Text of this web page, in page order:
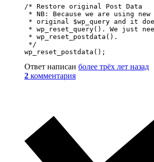
/* Restore original Post Data
* NB: Because we are using
* original $wp_query and it
* wp_reset_query(). We just
* wp_reset_postdata().
*/
wp_reset_postdata();
Ответ написан более трёх лет назад
2 комментария